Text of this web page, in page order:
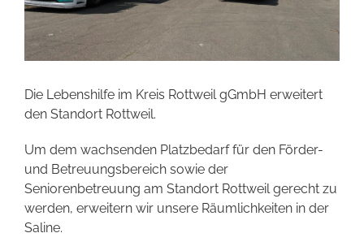
Die Lebenshilfe im Kreis Rottweil gGmbH erweitert
den Standort Rottweil.
Um dem wachsenden Platzbedarf für den Förder-
und Betreuungsbereich sowie der
Seniorenbetreuung am Standort Rottweil gerecht zu
werden, erweitern wir unsere Räumlichkeiten in der
Saline.